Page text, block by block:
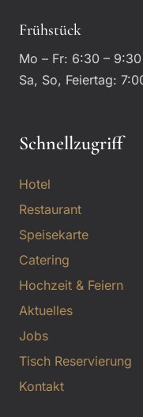
Frühstück
Mo – Fr: 6:30 –
Sa, So, Feiertag:
Schnellzugriff
Hotel
Restaurant
Speisekarte
Catering
Hochzeit & Feiern
Aktuelles
Jobs
Tisch Reservierung
Kontakt